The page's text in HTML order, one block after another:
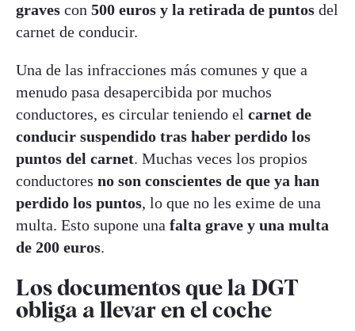
graves con 500 euros y la retirada de puntos del
carnet de conducir.
Una de las infracciones más comunes y que a
menudo pasa desapercibida por muchos
conductores, es circular teniendo el carnet de
conducir suspendido tras haber perdido los
puntos del carnet. Muchas veces los propios
conductores no son conscientes de que ya han
perdido los puntos, lo que no les exime de una
multa. Esto supone una falta grave y una multa
de 200 euros.
Los documentos que la DGT
obliga a llevar en el coche